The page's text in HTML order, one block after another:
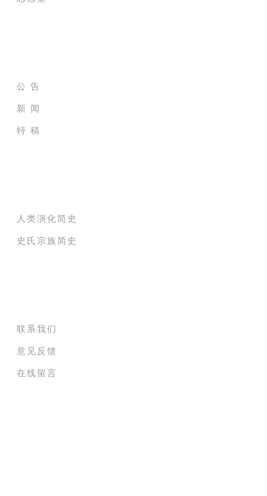
公 告
新 闻
特 稿
人类演化简史
史氏宗族简史
联系我们
意见反馈
在线留言